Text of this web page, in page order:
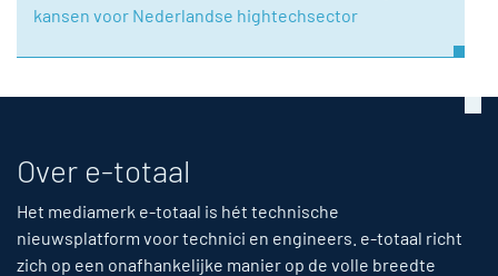
kansen voor Nederlandse hightechsector
Over e-totaal
Het mediamerk e-totaal is hét technische
nieuwsplatform voor technici en engineers. e-totaal richt
zich op een onafhankelijke manier op de volle breedte